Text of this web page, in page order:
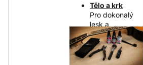
Tělo a krk
Pro dokonalý
lesk a
odstranění
otisků použijte
lešticí přípravek
na